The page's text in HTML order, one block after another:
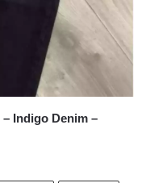
Indigo Denim –